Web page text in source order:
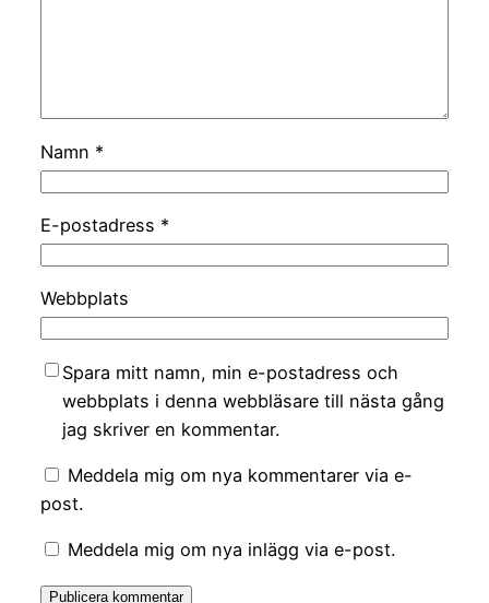
Namn *
E-postadress *
Webbplats
Spara mitt namn, min e-postadress och
webbplats i denna webbläsare till nästa gång
jag skriver en kommentar.
Meddela mig om nya kommentarer via e-
post.
Meddela mig om nya inlägg via e-post.